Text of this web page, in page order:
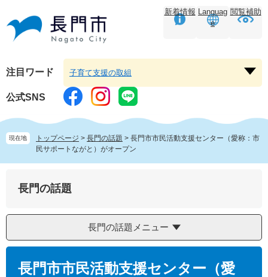
頭
す。
飛
し
本
文
へ
新着情報 Languag
e
閲覧補助
注目ワード
ー
を
子育て支援の取組
公式SNS
現在地 トップページ > 長門の話題 > 長門市市民活動支援センター（愛称：市
民サポートながと）がオープン
長門の話題
長門の話題メニュー
長門市市民活動支援センター（愛